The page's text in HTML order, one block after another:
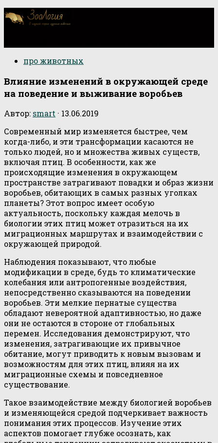
про животных
Влияние изменений в окружающей среде
на поведение и выживание воробьев
Автор: smart · 13.06.2019
Современный мир изменяется быстрее, чем
когда-либо, и эти трансформации касаются не
только людей, но и множества живых существ,
включая птиц. В особенности, как же
происходящие изменения в окружающем
пространстве затрагивают повадки и образ жизни
воробьев, обитающих в самых разных уголках
планеты? Этот вопрос имеет особую
актуальность, поскольку каждая мелочь в
биологии этих птиц может отразиться на их
миграционных маршрутах и взаимодействии с
окружающей природой.
Наблюдения показывают, что любые
модификации в среде, будь то климатические
колебания или антропогенные воздействия,
непосредственно сказываются на поведении
воробьев. Эти мелкие пернатые существа
обладают невероятной адаптивностью, но даже
они не остаются в стороне от глобальных
перемен. Исследования демонстрируют, что
изменения, затрагивающие их привычное
обитание, могут приводить к новым вызовам и
возможностям для этих птиц, влияя на их
миграционные схемы и повседневное
существование.
Такое взаимодействие между биологией воробьев
и изменяющейся средой подчеркивает важность
понимания этих процессов. Изучение этих
аспектов помогает глубже осознать, как